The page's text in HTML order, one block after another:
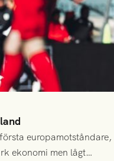
europamotståndare,
ekonomi men lågt